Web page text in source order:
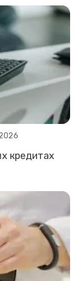
кредитах